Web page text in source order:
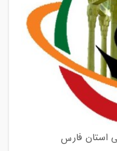
استان فارس